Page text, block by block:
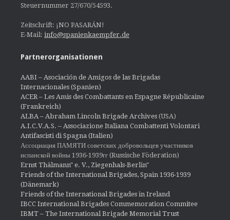
Steuernummer 27/670/54593.
Zeitschrift: ¡NO PASARÁN!
E-Mail: info@spanienkaempfer.de
Partnerorganisationen
AABI – Asociación de Amigos de las Brigadas
Internacionales (Spanien)
ACER – Les Amis des Combattants en Espagne Républicaine
(Frankreich)
ALBA – Abraham Lincoln Brigade Archives (USA)
A.I.C.V.A.S. – Associazione Italiana Combattenti Volontari
Antifascisti di Spagna (Italien)
Ассоциация ПАМЯТИ советских добровольцев участников
испанской войны 1936-1939гг (Russische Föderation)
Ernst Thälmann" e. V., Ziegenhals-Berlin"
Friends of the International Brigades, Spain 1936-1939
(Dänemark)
Friends of the International Brigades in Ireland
IBCC International Brigades Commemoration Commitee
IBMT – The International Brigade Memorial Trust